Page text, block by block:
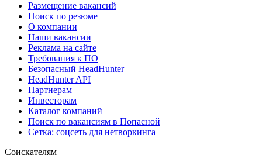
Размещение вакансий
Поиск по резюме
О компании
Наши вакансии
Реклама на сайте
Требования к ПО
Безопасный HeadHunter
HeadHunter API
Партнерам
Инвесторам
Каталог компаний
Поиск по вакансиям в Попасной
Сетка: соцсеть для нетворкинга
Соискателям